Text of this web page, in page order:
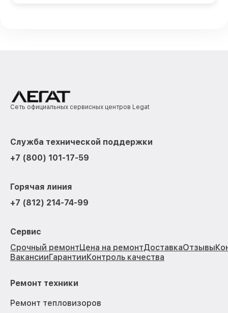
Сеть официальных сервисных центров Legat
Служба технической поддержки
+7 (800) 101-17-59
Горячая линия
+7 (812) 214-74-99
Сервис
Срочный ремонтЦена на ремонтДоставкаОтзывы
ВакансииГарантииКонтроль качества
Ремонт техники
Ремонт тепловизоров